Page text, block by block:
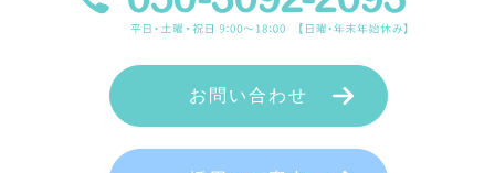
お問い合わせ